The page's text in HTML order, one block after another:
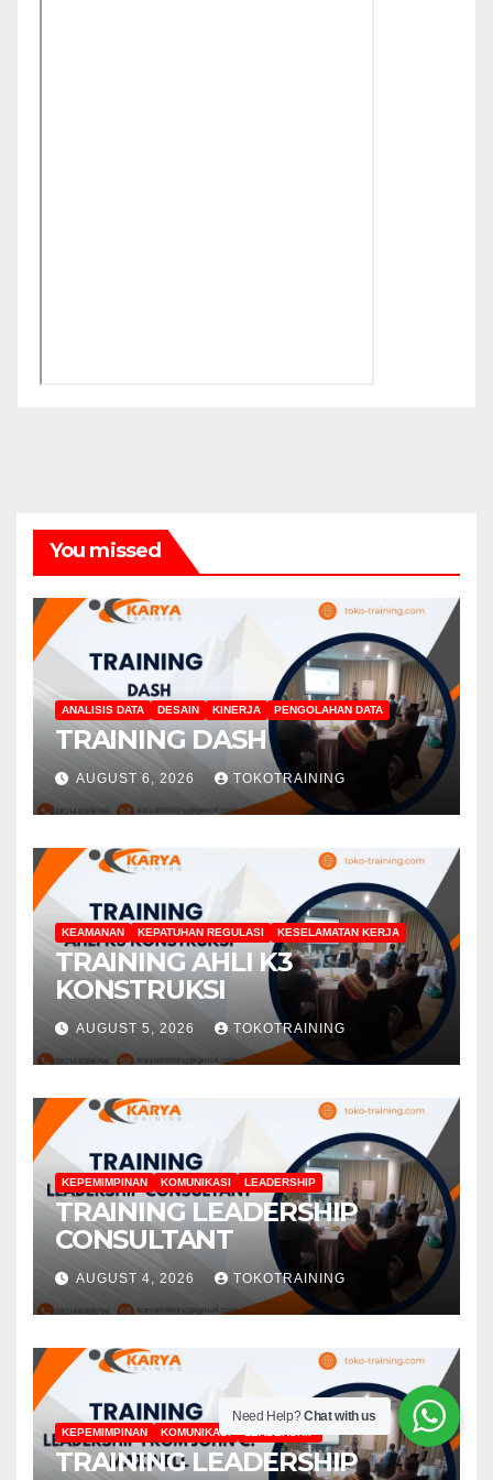
You missed
ANALISIS DATA DESAIN KINERJA PENGOLAHAN DATA
TRAINING DASH
AUGUST 6, 2026 TOKOTRAINING
KEAMANAN KEPATUHAN REGULASI KESELAMATAN KERJA
TRAINING AHLI K3
KONSTRUKSI
AUGUST 5, 2026 TOKOTRAINING
KEPEMIMPINAN KOMUNIKASI LEADERSHIP
TRAINING LEADERSHIP
CONSULTANT
AUGUST 4, 2026 TOKOTRAINING
KEPEMIMPINAN KOMUNIKASI
TRAINING LEADERSHIP
Need Help?Chat with us